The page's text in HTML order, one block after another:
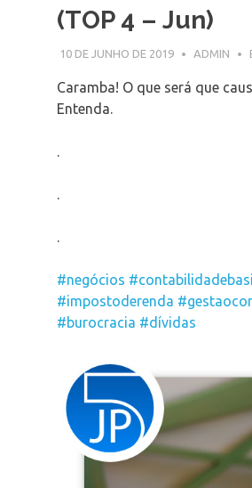
(TOP 4 – Jun)
10 DE JUNHO DE 2019 ADMIN
Caramba! O que será que
Entenda.
.
.
.
#negócios
#impostoderenda
#burocracia #dívidas